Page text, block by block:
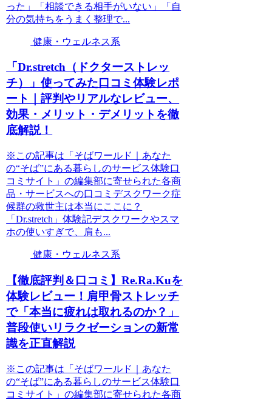
った」「相談できる相手がいない」「自
分の気持ちをうまく整理で...
健康・ウェルネス系
「Dr.stretch（ドクターストレッ
チ）」使ってみた口コミ体験レポ
ート｜評判やリアルなレビュー、
効果・メリット・デメリットを徹
底解説！
※この記事は「そばワールド｜あなた
の“そば”にある暮らしのサービス体験口
コミサイト」の編集部に寄せられた各商
品・サービスへの口コミデスクワーク症
候群の救世主は本当にここに？
「Dr.stretch」体験記デスクワークやスマ
ホの使いすぎで、肩も...
健康・ウェルネス系
【徹底評判＆口コミ】Re.Ra.Kuを
体験レビュー！肩甲骨ストレッチ
で「本当に疲れは取れるのか？」
普段使いリラクゼーションの新常
識を正直解説
※この記事は「そばワールド｜あなた
の“そば”にある暮らしのサービス体験口
コミサイト」の編集部に寄せられた各商